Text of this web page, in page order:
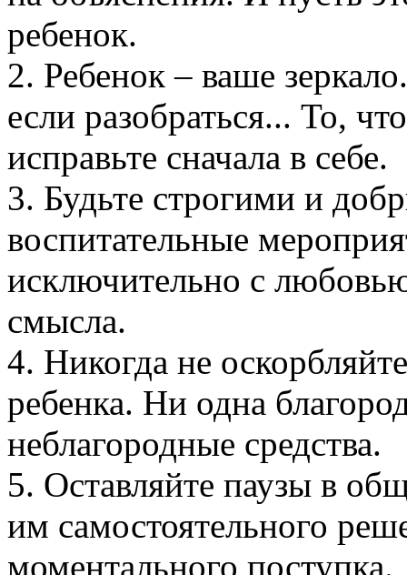
ребенок.
2. Ребенок – ваше
если разобраться... То,
исправьте сначала в себе.
3. Будьте строгими и
воспитательные
исключительно с
смысла.
4. Никогда не
ребенка. Ни одна
неблагородные средства.
5. Оставляйте паузы в
им самостоятельного
моментального